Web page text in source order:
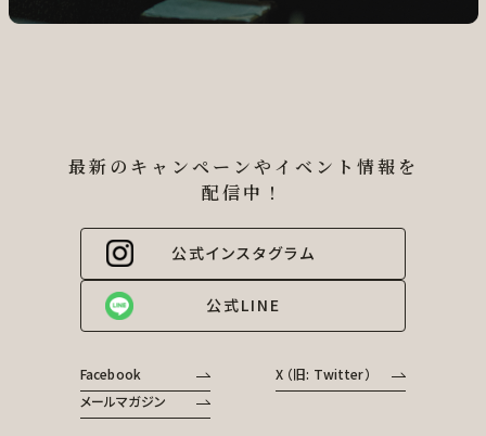
最新のキャンペーンやイベント情報を
配信中！
公式インスタグラム
公式LINE
Facebook
X （旧: Twitter）
メールマガジン